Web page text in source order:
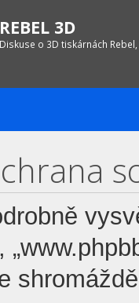
REBEL 3D
Diskuse o 3D tiskárnách